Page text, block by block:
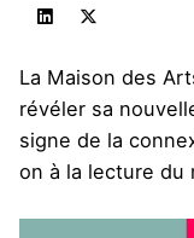
La Maison des
révéler sa
signe de la
on à la lecture du